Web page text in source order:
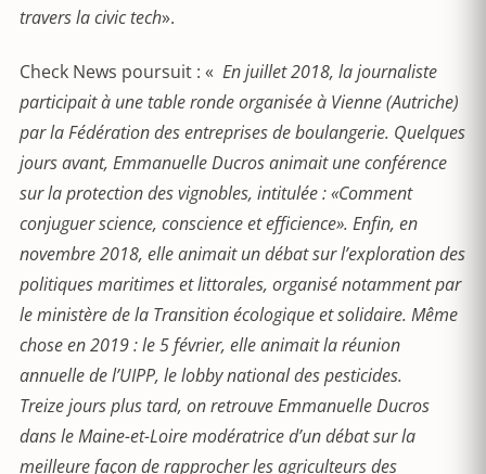
travers la civic tech».
Check News poursuit : « En juillet 2018, la journaliste
participait à une table ronde organisée à Vienne (Autriche)
par la Fédération des entreprises de boulangerie. Quelques
jours avant, Emmanuelle Ducros animait une conférence
sur la protection des vignobles, intitulée : «Comment
conjuguer science, conscience et efficience». Enfin, en
novembre 2018, elle animait un débat sur l’exploration des
politiques maritimes et littorales, organisé notamment par
le ministère de la Transition écologique et solidaire. Même
chose en 2019 : le 5 février, elle animait la réunion
annuelle de l’UIPP, le lobby national des pesticides.
Treize jours plus tard, on retrouve Emmanuelle Ducros
dans le Maine-et-Loire modératrice d’un débat sur la
meilleure façon de rapprocher les agriculteurs des